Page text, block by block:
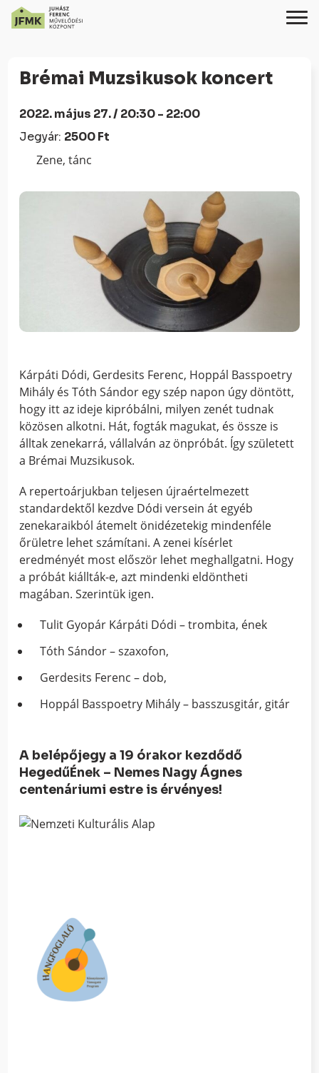
Content
navigációhozBrémai Muzsikusok koncert
2022. május 27. / 20:30 - 22:00
Jegyár: 2500 Ft
Zene, tánc
Kárpáti Dódi, Gerdesits Ferenc, Hoppál Basspoetry
Mihály és Tóth Sándor egy szép napon úgy döntött,
hogy itt az ideje kipróbálni, milyen zenét tudnak
közösen alkotni. Hát, fogták magukat, és össze is
álltak zenekarrá, vállalván az önpróbát. Így született
a Brémai Muzsikusok.
A repertoárjukban teljesen újraértelmezett
standardektől kezdve Dódi versein át egyéb
zenekaraikból átemelt önidézetekig mindenféle
őrületre lehet számítani. A zenei kísérlet
eredményét most először lehet meghallgatni. Hogy
a próbát kiállták-e, azt mindenki eldöntheti
magában. Szerintük igen.
Tulit Gyopár Kárpáti Dódi – trombita, ének
Tóth Sándor – szaxofon,
Gerdesits Ferenc – dob,
Hoppál Basspoetry Mihály – basszusgitár, gitár
A belépőjegy a 19 órakor kezdődő
HegedűÉnek – Nemes Nagy Ágnes
centenáriumi estre is érvényes!